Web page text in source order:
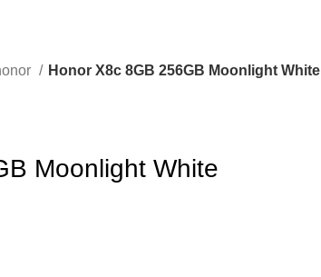
Honor X8c 8GB 256GB Moonlight White
Moonlight White